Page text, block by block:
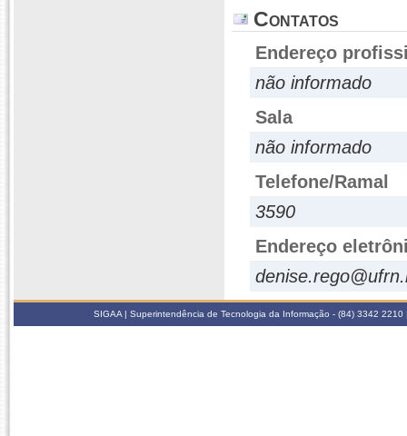
Contatos
Endereço
não informado
Sala
não informado
Telefone/Ramal
3590
Endereço
SIGAA | Superintendência de Tecnologia da Informação - (84) 3342